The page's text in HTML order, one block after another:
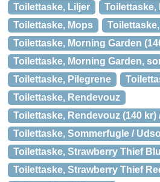
Toilettaske, Liljer
Toilettaske,
Toilettaske, Mops
Toilettaske, Morning Garden
Toilettaske, Morning Garden,
Toilettaske, Pilegrene
Toilettaske, Rendevouz
Toilettaske, Rendevouz (140
Toilettaske, Sommerfugle /
Toilettaske, Strawberry Thief
Toilettaske, Strawberry Thief